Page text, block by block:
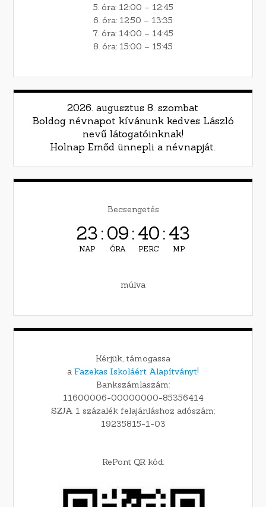
5. óra: 12:00 – 12:45
6. óra: 12:50 – 13:35
7. óra: 14:00 – 14:45
8. óra: 15:00 – 15:45
2026. augusztus 8. szombat
Boldog névnapot kívánunk kedves László
nevű látogatóinknak!
Holnap Emőd ünnepli a névnapját.
Becsengetés
23
NAP
:09
ÓRA
:40
PERC
:42
MP
múlva
Kérjük, támogassa
a Fazekas Iskoláért Alapítványt!
Bankszámlaszám:
11600006-00000000-85356414
SZJA 1 százalék felajánláshoz adószám:
19235815-1-03
RePont QR kód: